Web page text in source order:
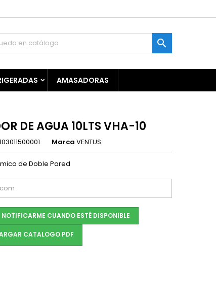

AMASADORAS
DE AGUA 10LTS VHA-10
103011500001 Marca VENTUS
de Doble Pared
NOTIFICARME CUANDO ESTÉ DISPONIBLE
CATALOGO PDF